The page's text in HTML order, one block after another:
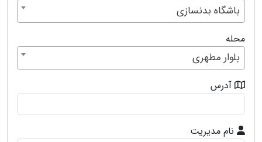
باشگاه بدنسازی
محله
بلوار مطهری
آدرس
نام مدیریت